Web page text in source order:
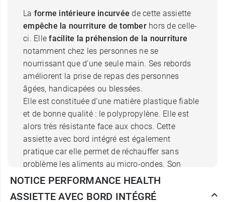
La forme intérieure incurvée de cette assiette
empêche la nourriture de tomberhors de celle-
ci. Elle facilite la préhension de la nourriture
notamment chez les personnes ne se
nourrissant que d'une seule main. Ses rebords
améliorent la prise de repas des personnes
âgées, handicapées ou blessées.
Elle est constituée d’une matière plastique fiable
et de bonne qualité : le polypropylène. Elle est
alors très résistante face aux chocs. Cette
assiette avec bord intégré est également
pratique car elle permet de réchauffer sans
problème les aliments au micro-ondes. Son
entretien est tout aussi facile puisqu’elle passe
au lave-vaisselle sous une température
NOTICE PERFORMANCE HEALTH
ASSIETTE AVEC BORD INTÉGRÉ